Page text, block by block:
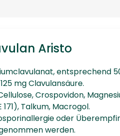
Aristo
entsprechend
mg Clavulansäure.
Crospovidon,
Talkum, Macrogol.
oder
werden.